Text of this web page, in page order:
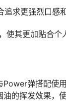
求更强烈口感
其更加贴合个
弹搭配使
的挥发效果，